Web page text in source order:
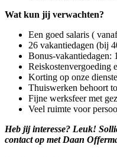
Wat kun jij verwachten?
Een goed salaris (
26 vakantiedagen (bij
Bonus-vakantiedagen:
Reiskostenvergoeding
Korting op onze
Thuiswerken behoort
Fijne werksfeer met
Veel ruimte voor
Heb jij interesse? Leuk!
contact op met Daan